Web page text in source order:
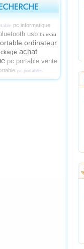
pc informatique
usb bureau
ordinateur
achat
pc portable vente
pc portables